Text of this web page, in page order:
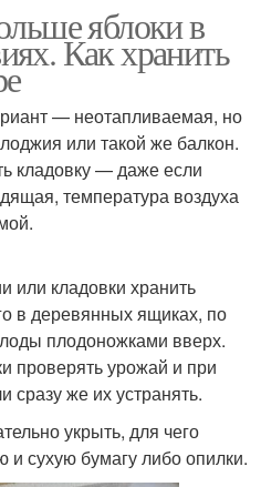
яблоки в
Как хранить
— неотапливаемая, но
или такой же балкон.
кладовку — даже если
температура воздуха
или кладовки хранить
в деревянных ящиках, по
плодоножками вверх.
проверять урожай и при
сразу же их устранять.
укрыть, для чего
и сухую бумагу либо опилки.